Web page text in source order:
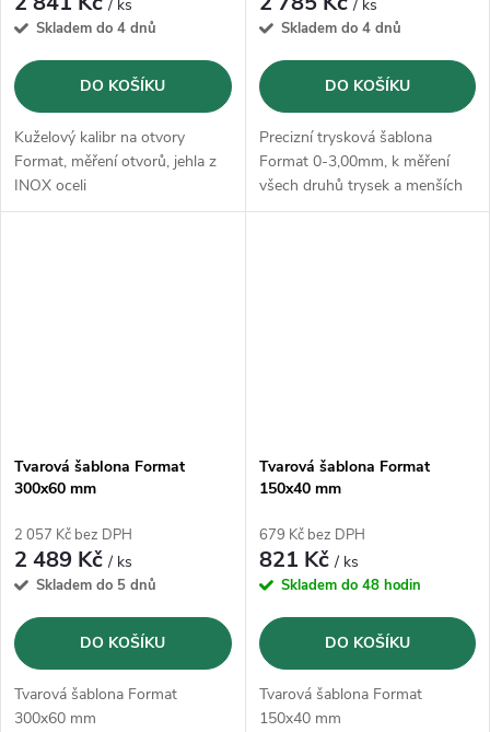
/ ks
Skladem do 4 dnů
DO KOŠÍKU
Kuželový kalibr na otvory
Format, měření otvorů, jehla z
INOX oceli
/ ks
Skladem do 4 dnů
DO KOŠÍKU
Precizní trysková šablona
Format 0-3,00mm, k měření
všech druhů trysek a menších
průchozích otvorů
Tvarová šablona Format
300x60 mm
2 057 Kč bez DPH
2 489 Kč/ ks
Skladem do 5 dnů
DO KOŠÍKU
Tvarová šablona Format
300x60 mm
Tvarová šablona Format
150x40 mm
679 Kč bez DPH
821 Kč/ ks
Skladem do 48 hodin
DO KOŠÍKU
Tvarová šablona Format
150x40 mm